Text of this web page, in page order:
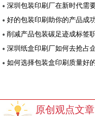
深圳包装印刷厂在新时代需
好的包装印刷助你的产品成
削减产品包装碳足迹成标签
深圳纸盒印刷厂如何去抢占
如何选择包装盒印刷质量好
原创观点文章